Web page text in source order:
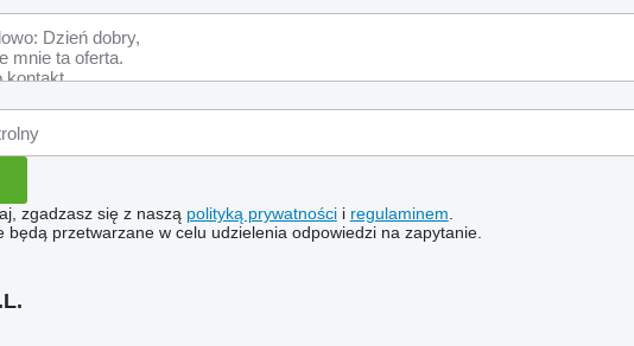
zgadzasz się z naszą polityką prywatnościi regulaminem
będą przetwarzane w celu udzielenia odpowiedzi na zapytanie.